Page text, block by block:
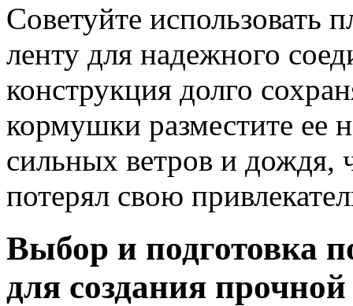
Советуйте использовать
ленту для надежного
конструкция долго
кормушки разместите ее
сильных ветров и дождя,
потерял свою
Выбор и подготовка
для создания